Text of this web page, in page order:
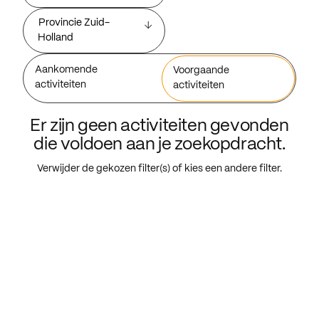
Provincie Zuid-
Holland
Aankomende
activiteiten
Voorgaande
activiteiten
Er zijn geen activiteiten gevonden
die voldoen aan je zoekopdracht.
Verwijder de gekozen filter(s) of kies een andere filter.